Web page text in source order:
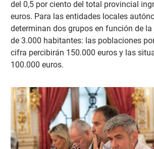
del 0,5 por ciento del total provincial
euros. Para las entidades locales
determinan dos grupos en función de la
de 3.000 habitantes: las poblaciones
cifra percibirán 150.000 euros y las
100.000 euros.